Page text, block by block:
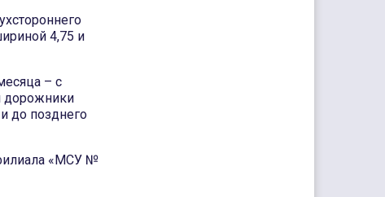
4,75 и
– с
дорожники
до позднего
«МСУ №